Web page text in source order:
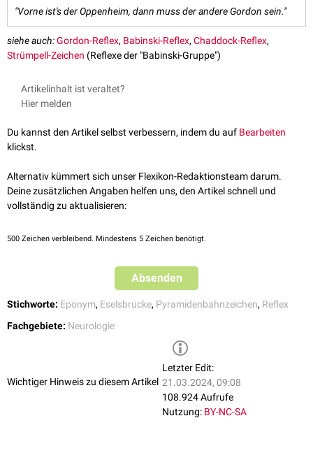
"Vorne ist's der Oppenheim, dann muss der andere Gordon sein."
siehe auch:Gordon-Reflex, Babinski-Reflex, Chaddock-Reflex,
Strümpell-Zeichen (Reflexe der "Babinski-Gruppe")
Artikelinhalt ist veraltet?
Hier melden
Du kannst den Artikel selbst verbessern, indem du auf Bearbeiten
klickst.
Alternativ kümmert sich unser Flexikon-Redaktionsteam darum.
Deine zusätzlichen Angaben helfen uns, den Artikel schnell und
vollständig zu aktualisieren:
500 Zeichen verbleibend. Mindestens 5 Zeichen benötigt.
Absenden
Stichworte: Eponym, Eselsbrücke, Pyramidenbahnzeichen, Reflex
Fachgebiete: Neurologie
Wichtiger Hinweis zu diesem Artikel
Letzter Edit:
21.03.2024, 09:08
108.924 Aufrufe
Nutzung: BY-NC-SA